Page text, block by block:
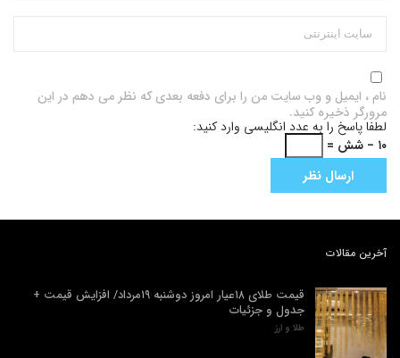
نام ، ایمیل و وب سایت من را برای دفعه بعدی که نظر می دهم در این
مرورگر ذخیره کنید.
لطفا پاسخ را به عدد انگلیسی وارد کنید:
۱۰ − شش =
آخرین مقالات
قیمت طلای ۱۸عیار امروز دوشنبه ۱۹مرداد/ افزایش قیمت +
جدول و جزئیات
طلا و ارز